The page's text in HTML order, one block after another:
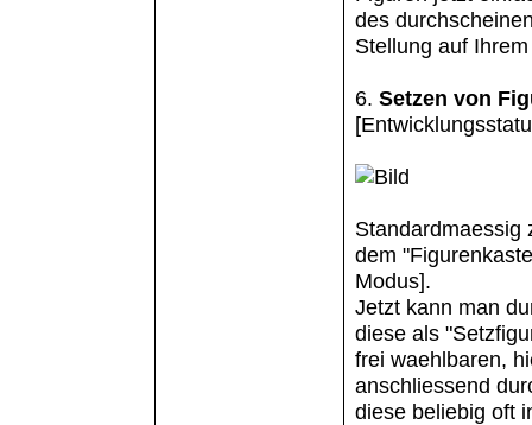
des
Stellung auf
6. Setzen von
Standardmaessig
dem
Modus].
Jetzt kann man
diese als
frei waehlbaren,
anschliessend
diese beliebig oft